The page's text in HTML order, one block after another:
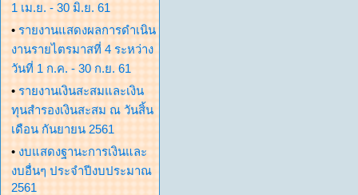
1 เม.ย. - 30 มิ.ย. 61
• รายงานแสดงผลการดำเนิน
งานรายไตรมาสที่ 4 ระหว่าง
วันที่ 1 ก.ค. - 30 ก.ย. 61
• รายงานเงินสะสมและเงิน
ทุนสำรองเงินสะสม ณ วันสิ้น
เดือน กันยายน 2561
• งบแสดงฐานะการเงินและ
งบอื่นๆ ประจำปีงบประมาณ
2561